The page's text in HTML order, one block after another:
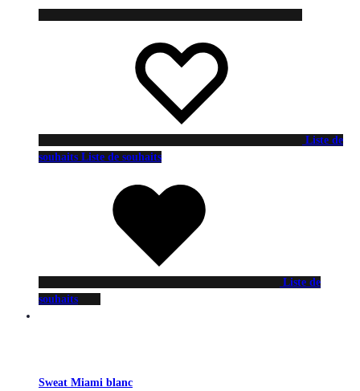
Liste de
souhaits Liste de souhaits
Liste de
souhaits
Sweat Miami blanc